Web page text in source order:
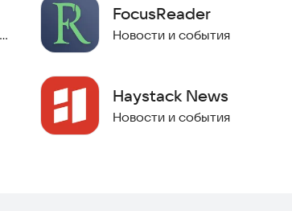
FocusReader
Новости и события
Haystack News
Новости и события